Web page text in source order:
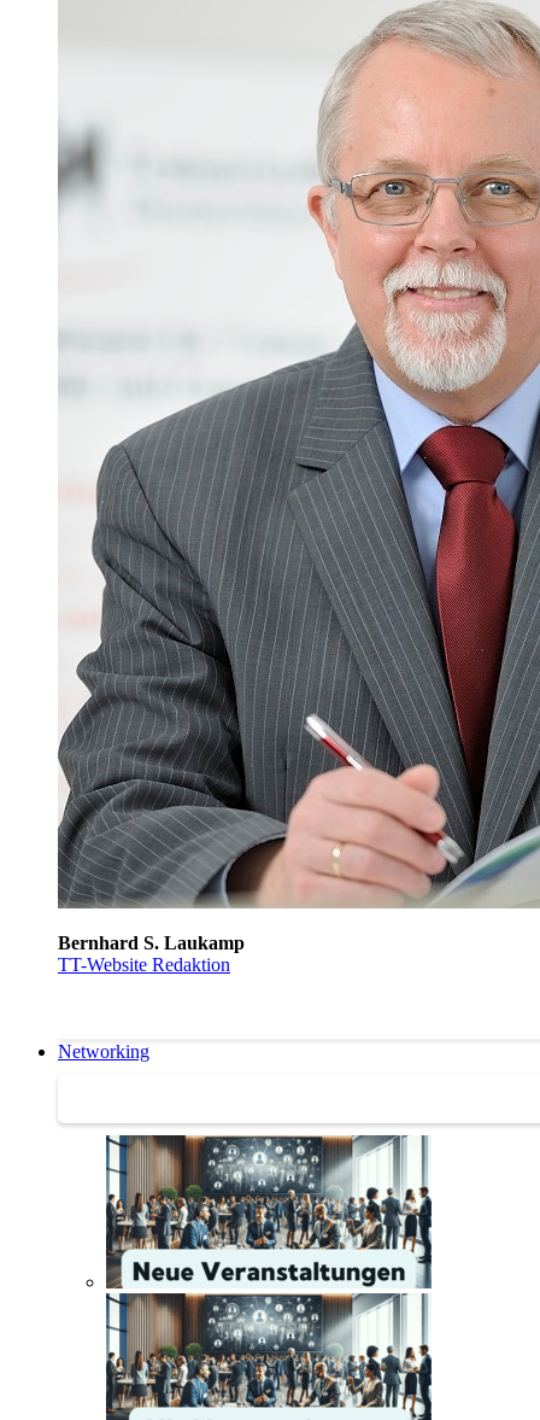
Bernhard S. Laukamp
TT-Website Redaktion
Networking